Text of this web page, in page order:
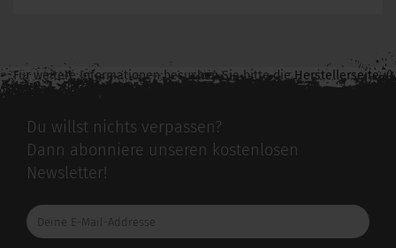
Für weitere Informationen besuchen Sie bitte dieHerstellerseite
zu diesem Artikel.
Du willst nichts verpassen?
Dann abonniere unseren kostenlosen
Newsletter!
Deine
E-